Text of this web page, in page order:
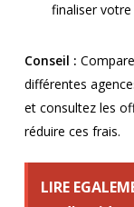
finaliser
Conseil :
différentes
et consultez les
réduire ces frais.
LIRE